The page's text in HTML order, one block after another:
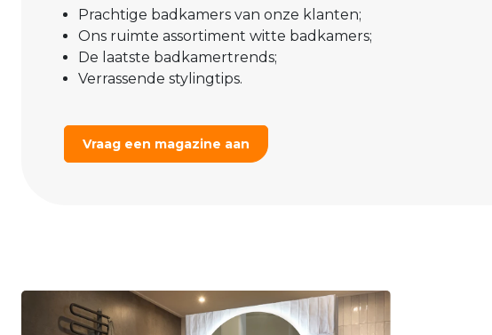
Prachtige badkamers van onze klanten;
Ons ruimte assortiment witte badkamers;
De laatste badkamertrends;
Verrassende stylingtips.
Vraag een magazine aan